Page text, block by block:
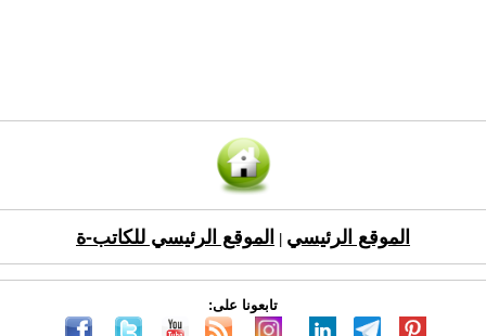
الموقع الرئيسي الموقع الرئيسي للكاتب-ة
تابعونا على: